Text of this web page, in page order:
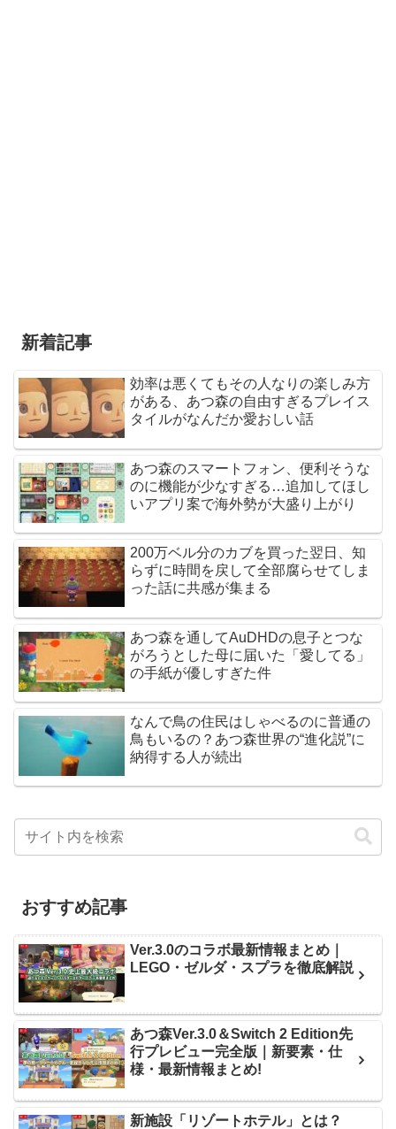
新着記事
効率は悪くてもその人なりの楽しみ方
がある、あつ森の自由すぎるプレイス
タイルがなんだか愛おしい話
あつ森のスマートフォン、便利そうな
のに機能が少なすぎる…追加してほし
いアプリ案で海外勢が大盛り上がり
200万ベル分のカブを買った翌日、知
らずに時間を戻して全部腐らせてしま
った話に共感が集まる
あつ森を通してAuDHDの息子とつな
がろうとした母に届いた「愛してる」
の手紙が優しすぎた件
なんで鳥の住民はしゃべるのに普通の
鳥もいるの？あつ森世界の“進化説”に
納得する人が続出
おすすめ記事
Ver.3.0のコラボ最新情報まとめ｜
LEGO・ゼルダ・スプラを徹底解説
あつ森Ver.3.0＆Switch 2 Edition先
行プレビュー完全版｜新要素・仕
様・最新情報まとめ!
新施設「リゾートホテル」とは？